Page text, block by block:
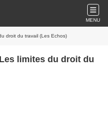
MENU
droit du travail (Les Echos)
limites du droit du